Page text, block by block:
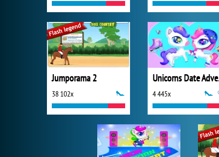
Jumporama 2
38 102x 4 445x